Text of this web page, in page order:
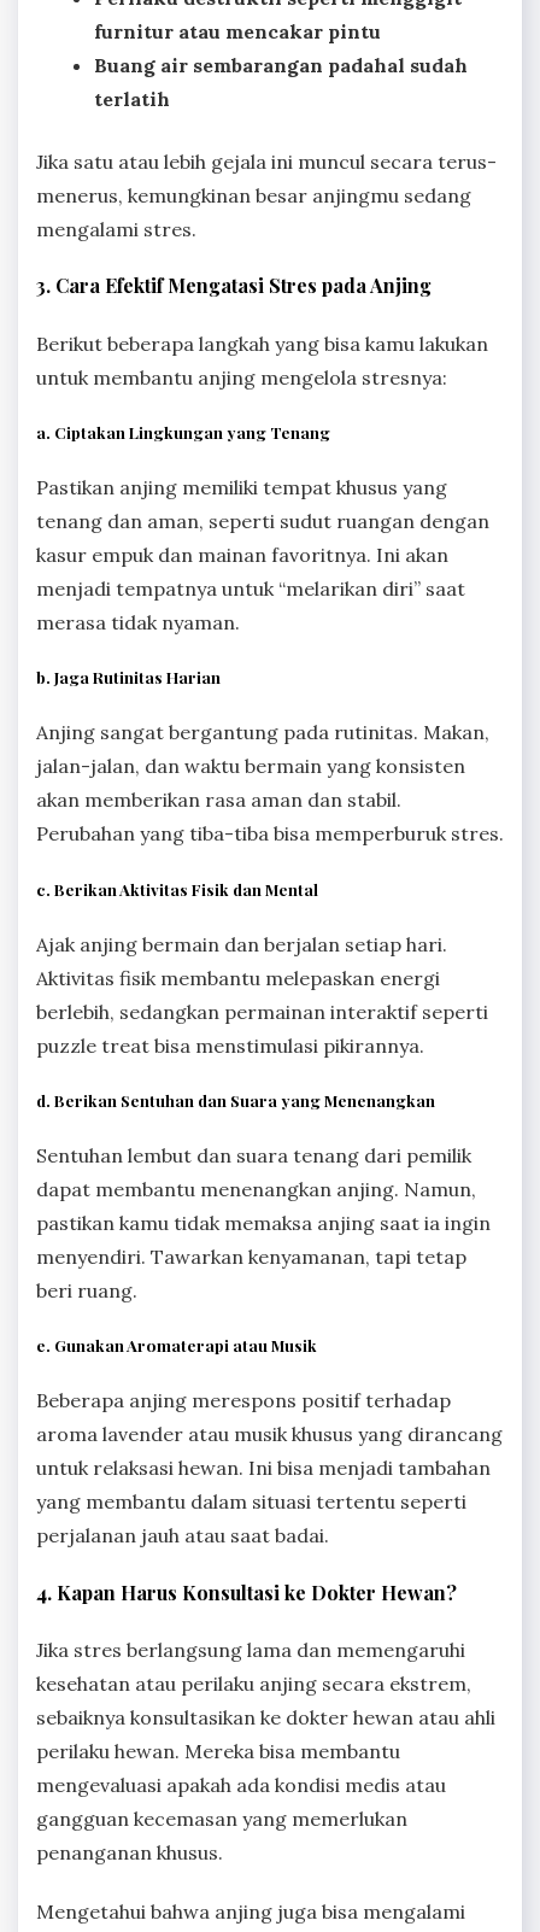
furnitur atau mencakar pintu
Buang air sembarangan padahal sudah
terlatih
Jika satu atau lebih gejala ini muncul secara terus-
menerus, kemungkinan besar anjingmu sedang
mengalami stres.
3. Cara Efektif Mengatasi Stres pada Anjing
Berikut beberapa langkah yang bisa kamu lakukan
untuk membantu anjing mengelola stresnya:
a. Ciptakan Lingkungan yang Tenang
Pastikan anjing memiliki tempat khusus yang
tenang dan aman, seperti sudut ruangan dengan
kasur empuk dan mainan favoritnya. Ini akan
menjadi tempatnya untuk “melarikan diri” saat
merasa tidak nyaman.
b. Jaga Rutinitas Harian
Anjing sangat bergantung pada rutinitas. Makan,
jalan-jalan, dan waktu bermain yang konsisten
akan memberikan rasa aman dan stabil.
Perubahan yang tiba-tiba bisa memperburuk stres.
c. Berikan Aktivitas Fisik dan Mental
Ajak anjing bermain dan berjalan setiap hari.
Aktivitas fisik membantu melepaskan energi
berlebih, sedangkan permainan interaktif seperti
puzzle treat bisa menstimulasi pikirannya.
d. Berikan Sentuhan dan Suara yang Menenangkan
Sentuhan lembut dan suara tenang dari pemilik
dapat membantu menenangkan anjing. Namun,
pastikan kamu tidak memaksa anjing saat ia ingin
menyendiri. Tawarkan kenyamanan, tapi tetap
beri ruang.
e. Gunakan Aromaterapi atau Musik
Beberapa anjing merespons positif terhadap
aroma lavender atau musik khusus yang dirancang
untuk relaksasi hewan. Ini bisa menjadi tambahan
yang membantu dalam situasi tertentu seperti
perjalanan jauh atau saat badai.
4. Kapan Harus Konsultasi ke Dokter Hewan?
Jika stres berlangsung lama dan memengaruhi
kesehatan atau perilaku anjing secara ekstrem,
sebaiknya konsultasikan ke dokter hewan atau ahli
perilaku hewan. Mereka bisa membantu
mengevaluasi apakah ada kondisi medis atau
gangguan kecemasan yang memerlukan
penanganan khusus.
Mengetahui bahwa anjing juga bisa mengalami